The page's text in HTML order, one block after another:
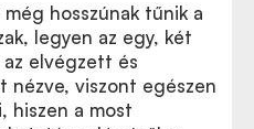
hosszúnak tűnik a
legyen az egy, két
elvégzett és
nézve, viszont egészen
hiszen a most